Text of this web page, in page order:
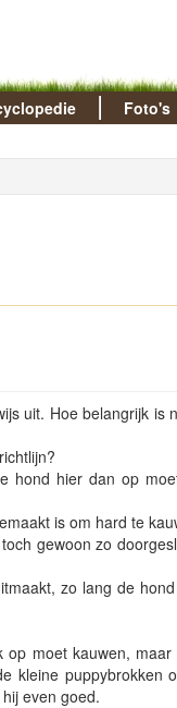
Foto's
uit. Hoe belangrijk is
hond hier dan op
is om hard te
gewoon zo
zo lang de
moet kauwen,
kleine puppybrokken
even goed.